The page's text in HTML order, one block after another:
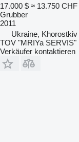
17.000 $ ≈ 13.750 CHF
Grubber
2011
Ukraine, Khorostkiv
TOV "MRIYa SERVIS"
Verkäufer kontaktieren